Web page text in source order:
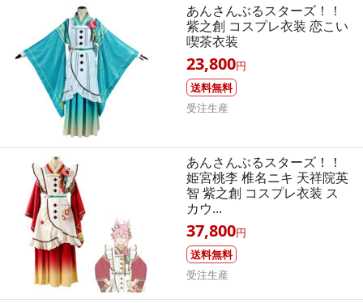
あんさんぶるスターズ！！
紫之創 コスプレ衣装 恋こい
喫茶衣装
23,800円
送料無料
受注生産
あんさんぶるスターズ！！
姫宮桃李 椎名ニキ 天祥院英
智 紫之創 コスプレ衣装 ス
カウ...
37,800円
送料無料
受注生産